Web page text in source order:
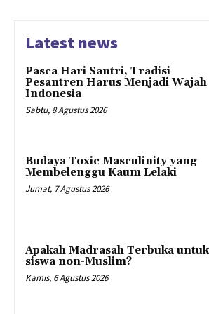
Latest news
Pasca Hari Santri, Tradisi
Pesantren Harus Menjadi Wajah
Indonesia
Sabtu, 8 Agustus 2026
Budaya Toxic Masculinity yang
Membelenggu Kaum Lelaki
Jumat, 7 Agustus 2026
Apakah Madrasah Terbuka untuk
siswa non-Muslim?
Kamis, 6 Agustus 2026